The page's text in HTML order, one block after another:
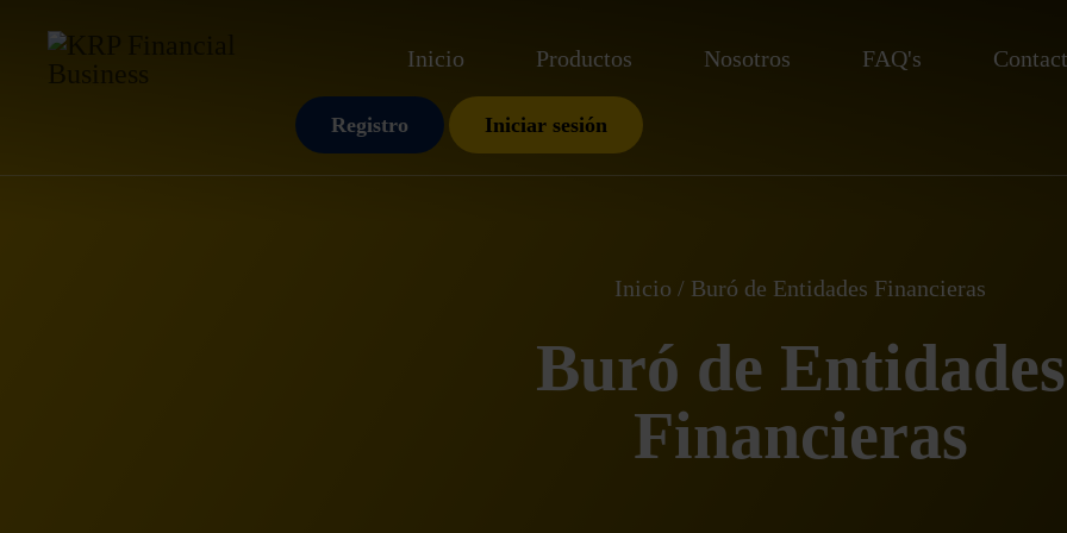
Inicio Productos Nosotros FAQ's
Registro Iniciar sesión
Buró de Entidades
Financieras
Inicio Buró de Entidades Financieras